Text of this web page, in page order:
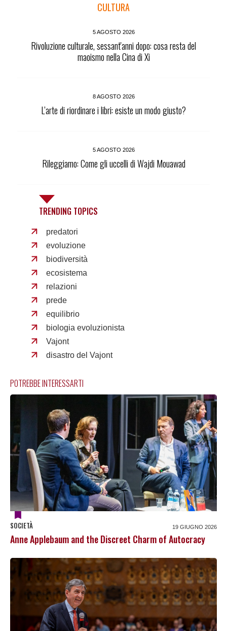
CULTURA
5 AGOSTO 2026
Rivoluzione culturale, sessant'anni dopo: cosa resta del
maoismo nella Cina di Xi
8 AGOSTO 2026
L’arte di riordinare i libri: esiste un modo giusto?
5 AGOSTO 2026
Rileggiamo: Come gli uccelli di Wajdi Mouawad
TRENDING TOPICS
predatori
evoluzione
biodiversità
ecosistema
relazioni
prede
equilibrio
biologia evoluzionista
Vajont
disastro del Vajont
POTREBBE INTERESSARTI
SOCIETÀ 19 GIUGNO 2026
Anne Applebaum and the Discreet Charm of Autocracy